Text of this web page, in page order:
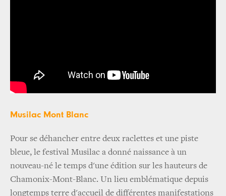
Musilac Mont Blanc
Pour se déhancher entre deux raclettes et une piste
bleue, le festival Musilac a donné naissance à un
nouveau-né le temps d'une édition sur les hauteurs de
Chamonix-Mont-Blanc. Un lieu emblématique depuis
longtemps terre d'accueil de différentes manifestations